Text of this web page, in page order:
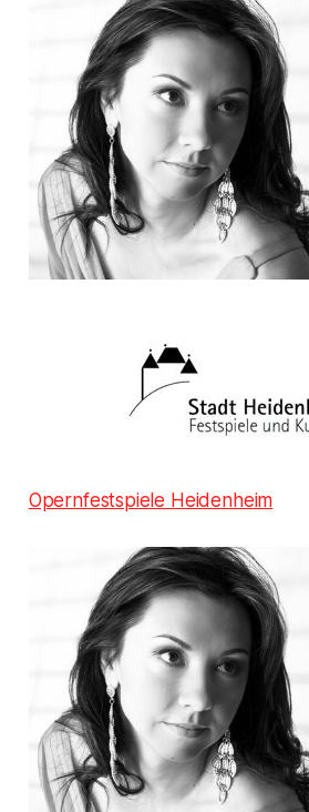
Opernfestspiele Heidenheim